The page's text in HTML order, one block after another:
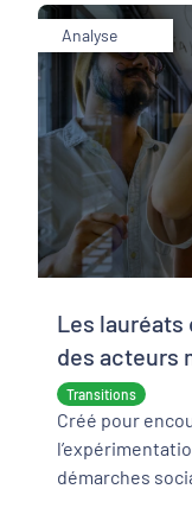
Analyse
Transitions
Les lauréats
des acteurs
écologique
Créé pour